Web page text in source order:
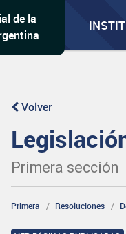
de la
Volver
Primera sección
Primera Resoluciones